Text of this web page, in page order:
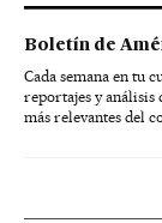
Boletín de
Cada semana en tu
reportajes y análisis
más relevantes del